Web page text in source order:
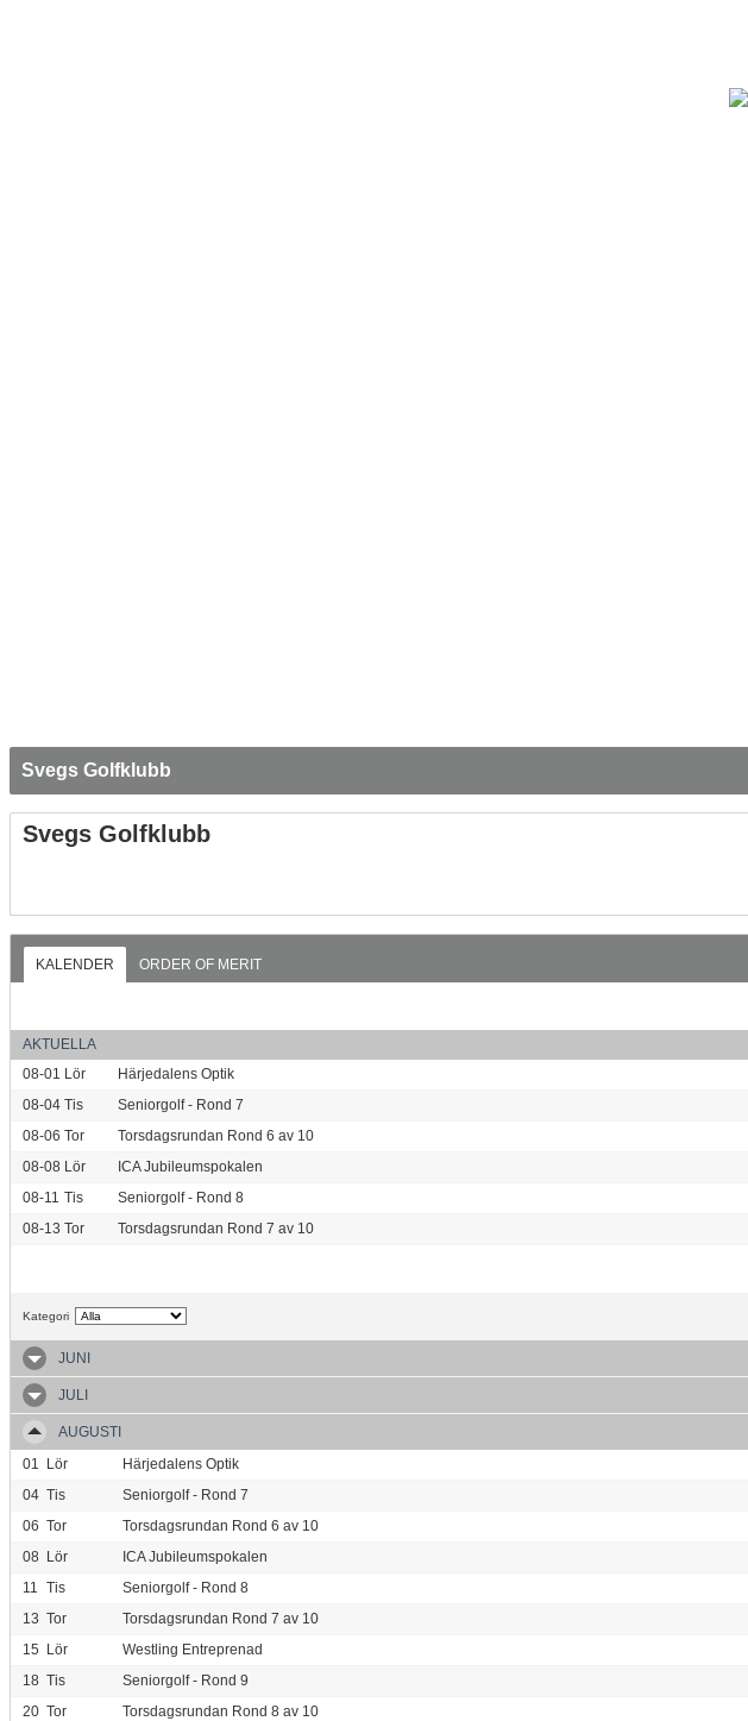
Svegs Golfklubb
Svegs Golfklubb
KALENDER ORDER OF MERIT
AKTUELLA
08-01 Lör
Härjedalens Optik
08-04 Tis
Seniorgolf - Rond 7
08-06 Tor
Torsdagsrundan Rond 6 av 10
08-08 Lör
ICA Jubileumspokalen
08-11 Tis
Seniorgolf - Rond 8
08-13 Tor Torsdagsrundan Rond 7 av 10
Kategori
JUNI
JULI
AUGUSTI
01 Lör
Härjedalens Optik
04 Tis
Seniorgolf - Rond 7
06 Tor
Torsdagsrundan Rond 6 av 10
08 Lör
ICA Jubileumspokalen
11 Tis
Seniorgolf - Rond 8
13 Tor
Torsdagsrundan Rond 7 av 10
15 Lör
Westling Entreprenad
18 Tis
Seniorgolf - Rond 9
20 Tor Torsdagsrundan Rond 8 av 10